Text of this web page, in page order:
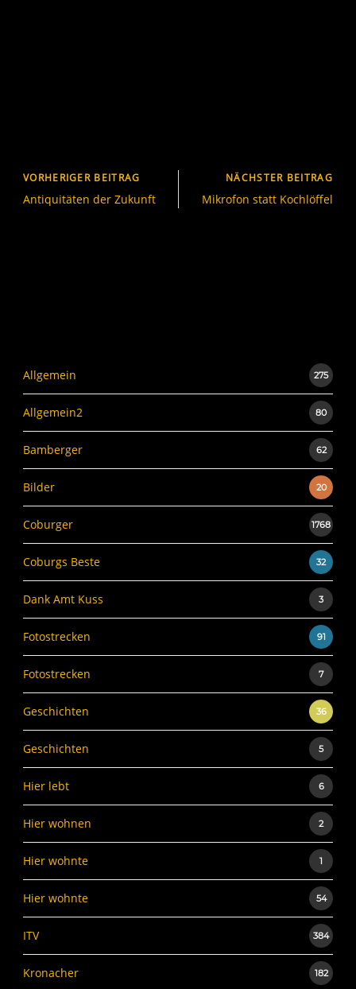
VORHERIGER BEITRAG
Antiquitäten der Zukunft
NÄCHSTER BEITRAG
Mikrofon statt Kochlöffel
Allgemein 275
Allgemein2 80
Bamberger 62
Bilder 20
Coburger 1768
Coburgs Beste 32
Dank Amt Kuss 3
Fotostrecken 91
Fotostrecken 7
Geschichten 36
Geschichten 5
Hier lebt 6
Hier wohnen 2
Hier wohnte 1
Hier wohnte 54
ITV 384
Kronacher 182